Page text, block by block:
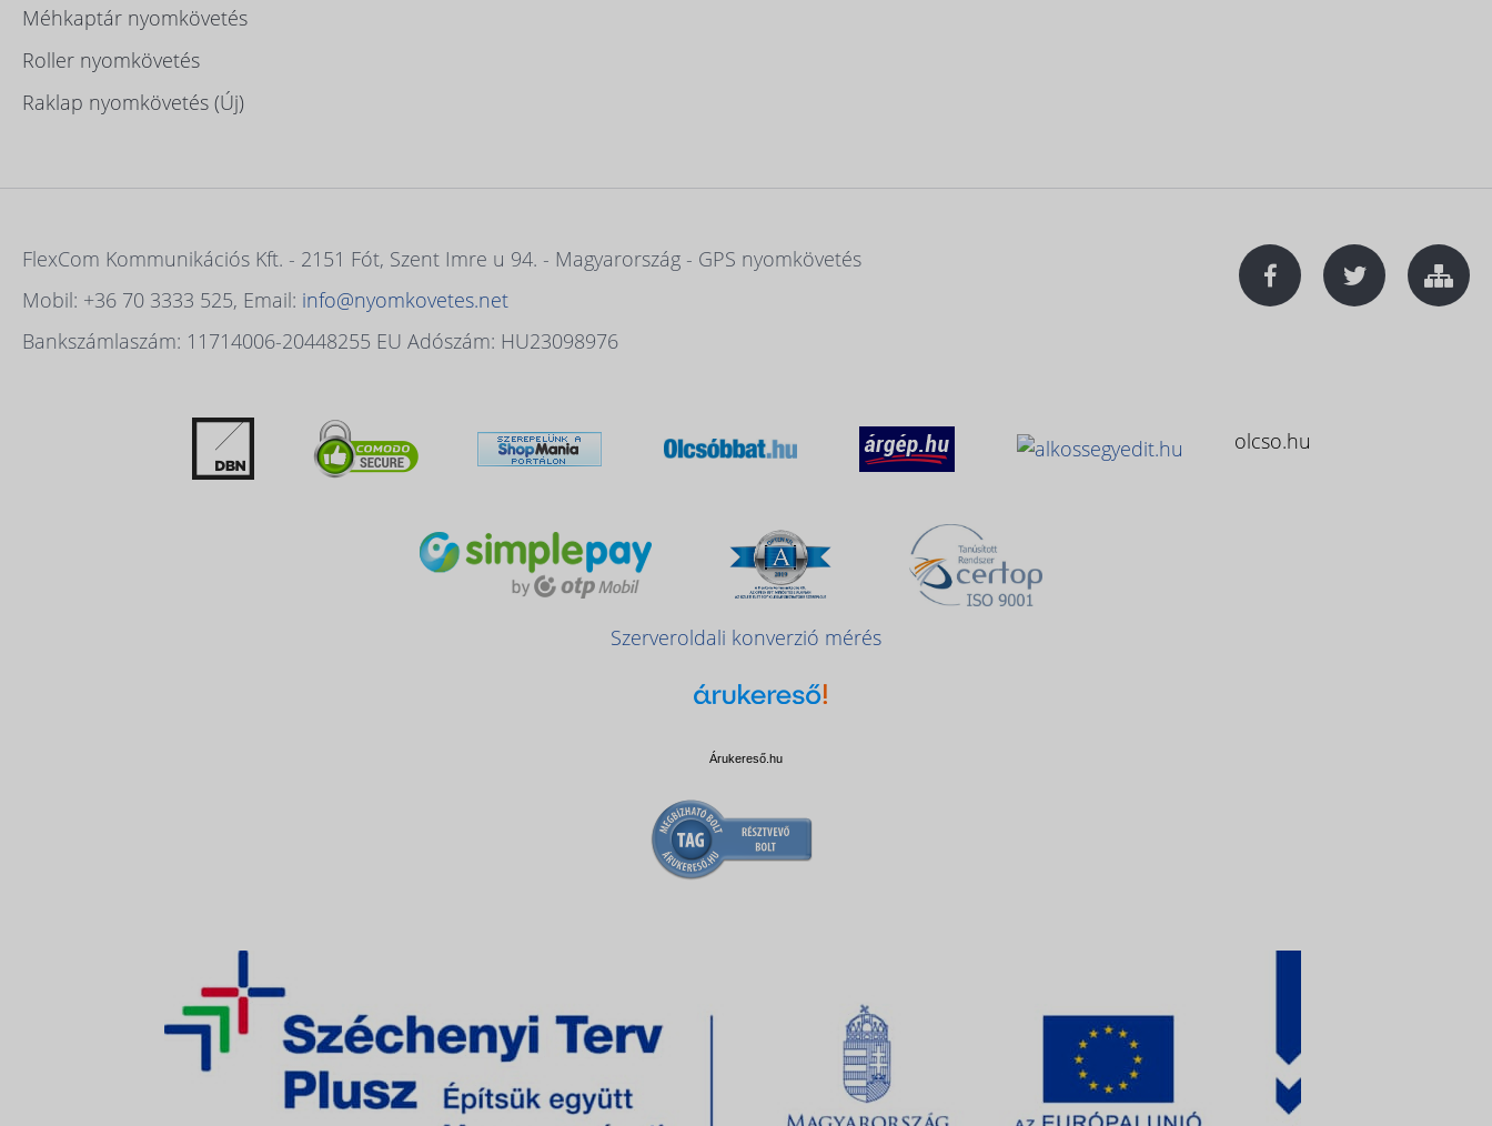
Méhkaptár nyomkövetés
Roller nyomkövetés
Raklap nyomkövetés (Új)
FlexCom Kommunikációs Kft. - 2151 Fót, Szent Imre u 94. - Magyarország - GPS nyomkövetés
Mobil: +36 70 3333 525, Email: info@nyomkovetes.net
Bankszámlaszám: 11714006-20448255 EU Adószám: HU23098976
olcso.hu
Szerveroldali konverzió mérés
Árukereső.hu